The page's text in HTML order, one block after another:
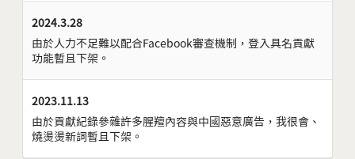
2024.3.28
由於人力不足難以配合Facebook審查機制，登入具名貢獻
功能暫且下架。
2023.11.13
由於貢獻紀錄參雜許多腥羶內容與中國惡意廣告，我很會、
燒燙燙新詞暫且下架。